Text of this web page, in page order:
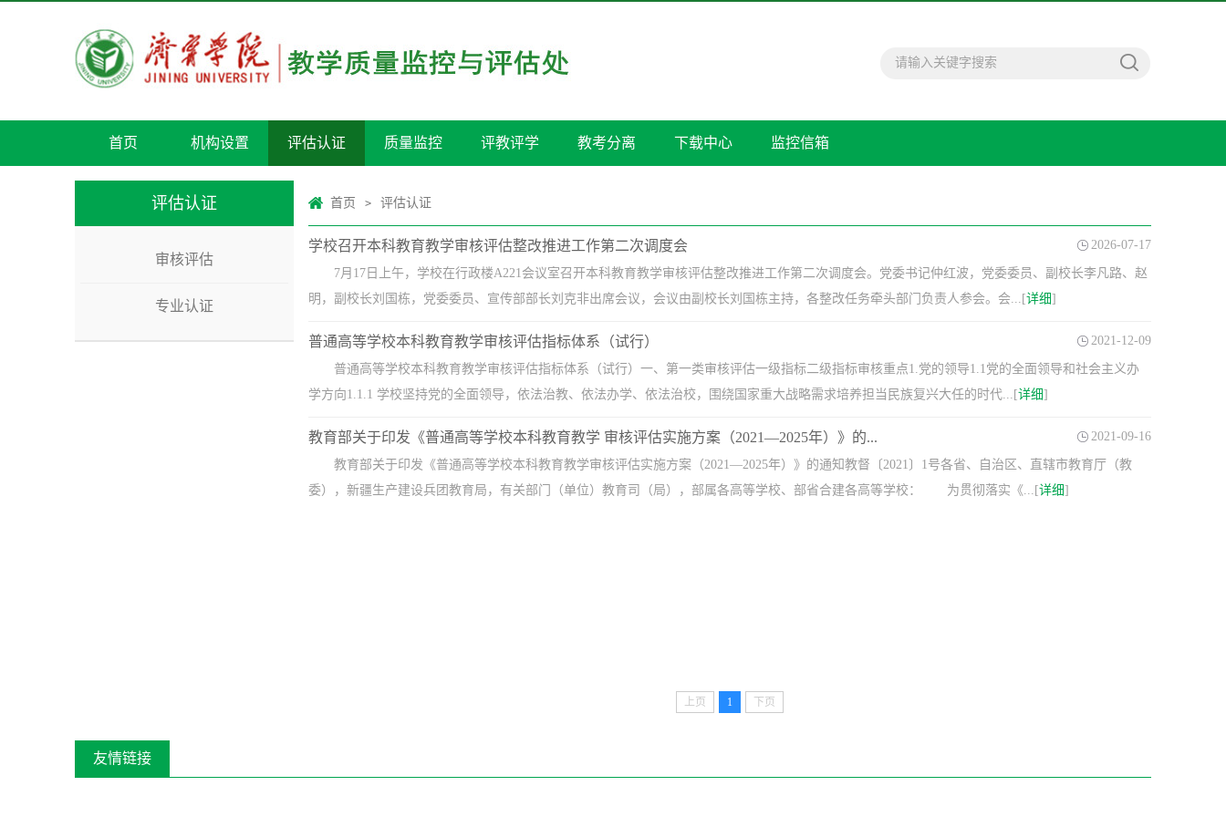
首页 机构设置 评估认证 质量监控 评教评学 教考分离 下载中心 监控信箱
评估认证
审核评估
专业认证
首页 > 评估认证
学校召开本科教育教学审核评估整改推进工作第二次调度会 2026-07-17
7月17日上午，学校在行政楼A221会议室召开本科教育教学审核评估整改推进工作第二次调度会。党委书记仲红波，党委委员、副校长李凡路、赵
明，副校长刘国栋，党委委员、宣传部部长刘克非出席会议，会议由副校长刘国栋主持，各整改任务牵头部门负责人参会。会...[详细]
普通高等学校本科教育教学审核评估指标体系（试行） 2021-12-09
普通高等学校本科教育教学审核评估指标体系（试行）一、第一类审核评估一级指标二级指标审核重点1.党的领导1.1党的全面领导和社会主义办
学方向1.1.1 学校坚持党的全面领导，依法治教、依法办学、依法治校，围绕国家重大战略需求培养担当民族复兴大任的时代...[详细]
教育部关于印发《普通高等学校本科教育教学 审核评估实施方案（2021—2025年）》的... 2021-09-16
教育部关于印发《普通高等学校本科教育教学审核评估实施方案（2021—2025年）》的通知教督〔2021〕1号各省、自治区、直辖市教育厅（教
委），新疆生产建设兵团教育局，有关部门（单位）教育司（局），部属各高等学校、部省合建各高等学校： 为贯彻落实《...[详细]
上页 1 下页
友情链接